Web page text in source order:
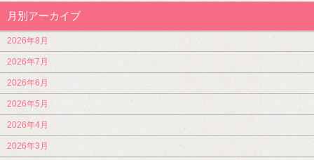
月別アーカイブ
2026年8月
2026年7月
2026年6月
2026年5月
2026年4月
2026年3月